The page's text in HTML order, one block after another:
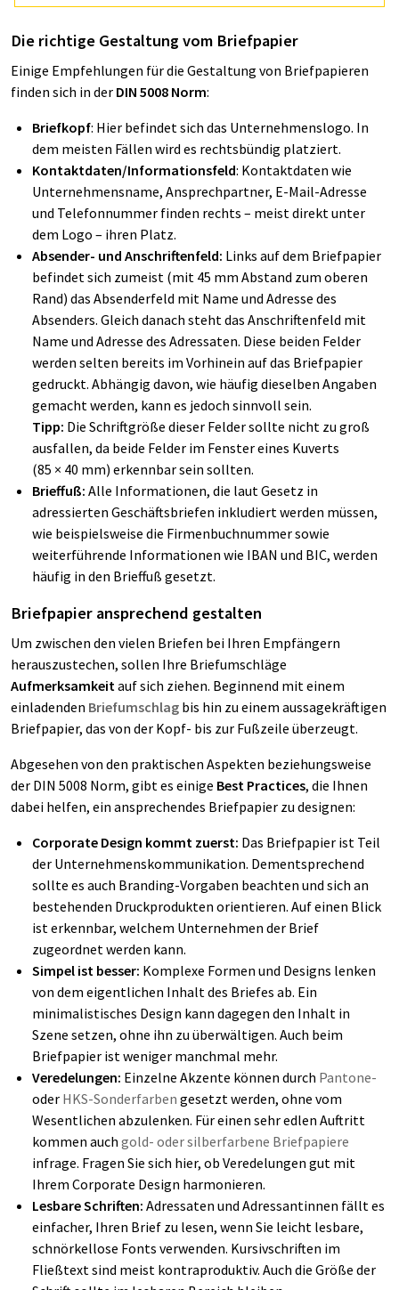
Die richtige Gestaltung vom Briefpapier
Einige Empfehlungen für die Gestaltung von Briefpapieren
finden sich in der DIN 5008 Norm:
Briefkopf: Hier befindet sich das Unternehmenslogo. In
dem meisten Fällen wird es rechtsbündig platziert.
Kontaktdaten/Informationsfeld: Kontaktdaten wie
Unternehmensname, Ansprechpartner, E-Mail-Adresse
und Telefonnummer finden rechts – meist direkt unter
dem Logo – ihren Platz.
Absender- und Anschriftenfeld: Links auf dem Briefpapier
befindet sich zumeist (mit 45 mm Abstand zum oberen
Rand) das Absenderfeld mit Name und Adresse des
Absenders. Gleich danach steht das Anschriftenfeld mit
Name und Adresse des Adressaten. Diese beiden Felder
werden selten bereits im Vorhinein auf das Briefpapier
gedruckt. Abhängig davon, wie häufig dieselben Angaben
gemacht werden, kann es jedoch sinnvoll sein.
Tipp: Die Schriftgröße dieser Felder sollte nicht zu groß
ausfallen, da beide Felder im Fenster eines Kuverts
(85 × 40 mm) erkennbar sein sollten.
Brieffuß: Alle Informationen, die laut Gesetz in
adressierten Geschäftsbriefen inkludiert werden müssen,
wie beispielsweise die Firmenbuchnummer sowie
weiterführende Informationen wie IBAN und BIC, werden
häufig in den Brieffuß gesetzt.
Briefpapier ansprechend gestalten
Um zwischen den vielen Briefen bei Ihren Empfängern
herauszustechen, sollen Ihre Briefumschläge
Aufmerksamkeit auf sich ziehen. Beginnend mit einem
einladenden Briefumschlag bis hin zu einem aussagekräftigen
Briefpapier, das von der Kopf- bis zur Fußzeile überzeugt.
Abgesehen von den praktischen Aspekten beziehungsweise
der DIN 5008 Norm, gibt es einige Best Practices, die Ihnen
dabei helfen, ein ansprechendes Briefpapier zu designen:
Corporate Design kommt zuerst: Das Briefpapier ist Teil
der Unternehmenskommunikation. Dementsprechend
sollte es auch Branding-Vorgaben beachten und sich an
bestehenden Druckprodukten orientieren. Auf einen Blick
ist erkennbar, welchem Unternehmen der Brief
zugeordnet werden kann.
Simpel ist besser: Komplexe Formen und Designs lenken
von dem eigentlichen Inhalt des Briefes ab. Ein
minimalistisches Design kann dagegen den Inhalt in
Szene setzen, ohne ihn zu überwältigen. Auch beim
Briefpapier ist weniger manchmal mehr.
Veredelungen: Einzelne Akzente können durch Pantone-
oder HKS-Sonderfarben gesetzt werden, ohne vom
Wesentlichen abzulenken. Für einen sehr edlen Auftritt
kommen auch gold- oder silberfarbene Briefpapiere
infrage. Fragen Sie sich hier, ob Veredelungen gut mit
Ihrem Corporate Design harmonieren.
Lesbare Schriften: Adressaten und Adressantinnen fällt es
einfacher, Ihren Brief zu lesen, wenn Sie leicht lesbare,
schnörkellose Fonts verwenden. Kursivschriften im
Fließtext sind meist kontraproduktiv. Auch die Größe der